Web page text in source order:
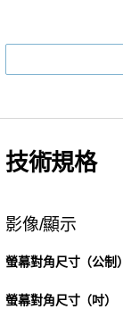
技術規格
影像/顯示
螢幕對角尺寸（公制）
螢幕對角尺寸（吋）